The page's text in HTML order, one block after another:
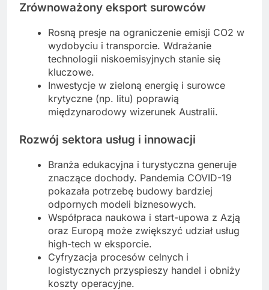
Zrównoważony eksport surowców
Rosną presje na ograniczenie emisji CO2 w
wydobyciu i transporcie. Wdrażanie
technologii niskoemisyjnych stanie się
kluczowe.
Inwestycje w zieloną energię i surowce
krytyczne (np. litu) poprawią
międzynarodowy wizerunek Australii.
Rozwój sektora usług i innowacji
Branża edukacyjna i turystyczna generuje
znaczące dochody. Pandemia COVID-19
pokazała potrzebę budowy bardziej
odpornych modeli biznesowych.
Współpraca naukowa i start-upowa z Azją
oraz Europą może zwiększyć udział usług
high-tech w eksporcie.
Cyfryzacja procesów celnych i
logistycznych przyspieszy handel i obniży
koszty operacyjne.